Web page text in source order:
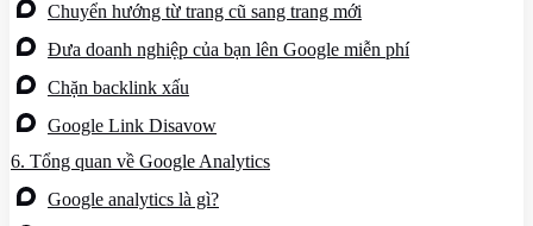
Chuyển hướng từ trang cũ sang trang mới
Đưa doanh nghiệp của bạn lên Google miễn phí
Chặn backlink xấu
Google Link Disavow
6. Tổng quan về Google Analytics
Google analytics là gì?